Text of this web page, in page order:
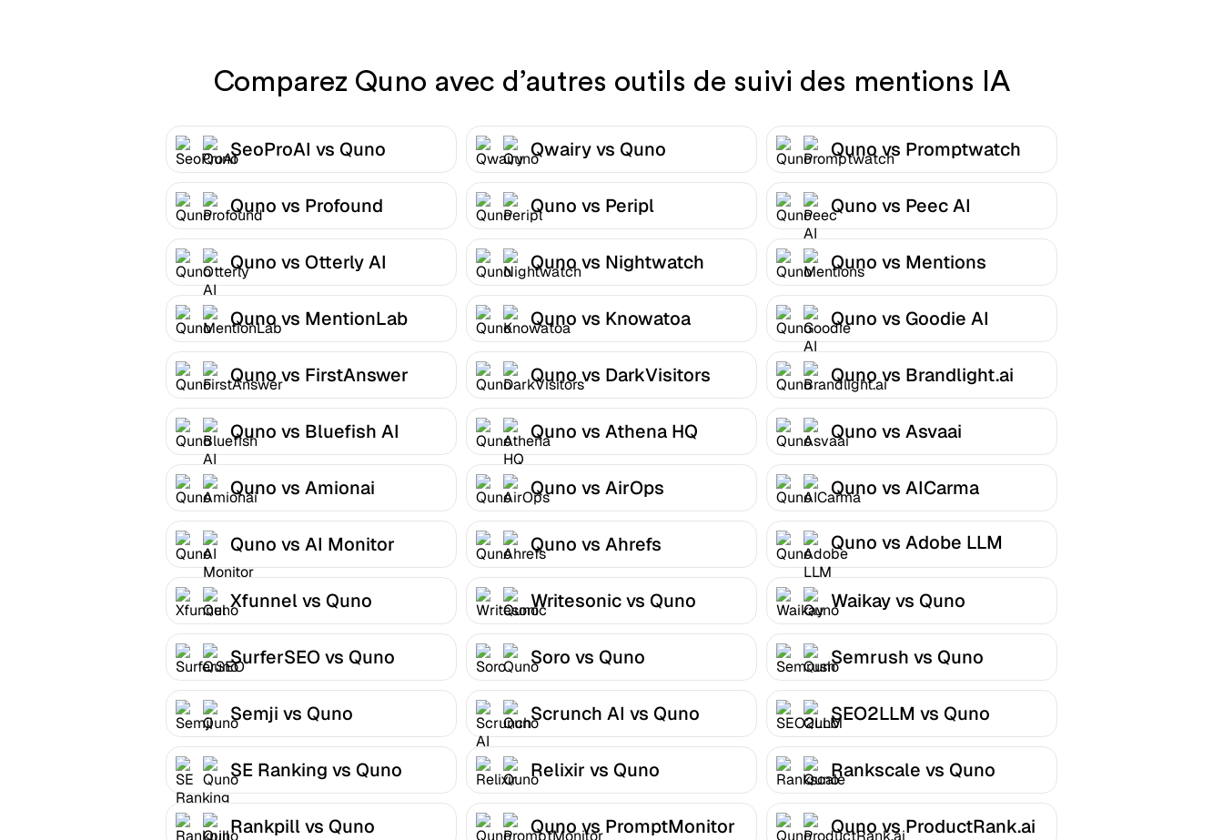
Comparez Quno avec d’autres outils de suivi des mentions IA
SeoProAI vs Quno Qwairy vs Quno Quno vs Promptwatch
Quno vs Profound Quno vs Peripl Quno vs Peec AI
Quno vs Otterly AI Quno vs Nightwatch Quno vs Mentions
Quno vs MentionLab Quno vs Knowatoa Quno vs Goodie AI
Quno vs FirstAnswer Quno vs DarkVisitors Quno vs Brandlight.ai
Quno vs Bluefish AI Quno vs Athena HQ Quno vs Asvaai
Quno vs Amionai Quno vs AirOps Quno vs AICarma
Quno vs AI Monitor Quno vs Ahrefs
Quno vs Adobe LLM
Optimizer
Xfunnel vs Quno
Writesonic vs Quno Waikay vs Quno
SurferSEO vs Quno Soro vs Quno Semrush vs Quno
Semji vs Quno Scrunch AI vs Quno SEO2LLM vs Quno
SE Ranking vs Quno Relixir vs Quno Rankscale vs Quno
Rankpill vs Quno Quno vs PromptMonitor Quno vs ProductRank.ai